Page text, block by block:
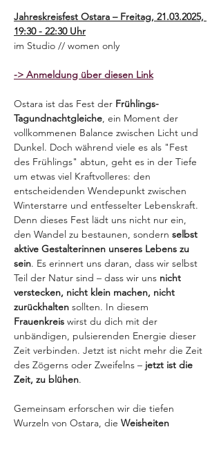
Jahreskreisfest Ostara – Freitag, 21.03.2025,
19:30 - 22:30 Uhr
im Studio // women only
-> Anmeldung über diesen Link
Ostara ist das Fest der Frühlings-
Tagundnachtgleiche, ein Moment der
vollkommenen Balance zwischen Licht und
Dunkel. Doch während viele es als "Fest
des Frühlings" abtun, geht es in der Tiefe
um etwas viel Kraftvolleres: den
entscheidenden Wendepunkt zwischen
Winterstarre und entfesselter Lebenskraft.
Denn dieses Fest lädt uns nicht nur ein,
den Wandel zu bestaunen, sondern selbst
aktive Gestalterinnen unseres Lebens zu
sein. Es erinnert uns daran, dass wir selbst
Teil der Natur sind – dass wir uns nicht
verstecken, nicht klein machen, nicht
zurückhalten sollten. In diesem
Frauenkreis wirst du dich mit der
unbändigen, pulsierenden Energie dieser
Zeit verbinden. Jetzt ist nicht mehr die Zeit
des Zögerns oder Zweifelns – jetzt ist die
Zeit, zu blühen.
Gemeinsam erforschen wir die tiefen
Wurzeln von Ostara, die Weisheiten